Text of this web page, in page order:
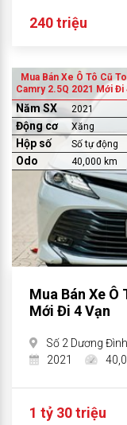
240 triệu
Mua Bán Xe Ô Tô Cũ
Camry 2.5Q 2021 Mới Đi
Năm SX 2021
Động cơ Xăng
Hộp số Số tự động
Odo 40,000 km
Mua Bán Xe Ô
Mới Đi 4 Vạn
Số 2 Dương
2021
1 tỷ 30 triệu